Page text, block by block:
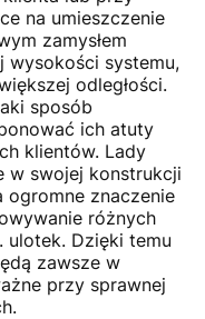
na umieszczenie
zamysłem
wysokości systemu,
odległości.
sposób
ich atuty
klientów. Lady
w swojej konstrukcji
ogromne znaczenie
różnych
ulotek. Dzięki temu
zawsze w
przy sprawnej